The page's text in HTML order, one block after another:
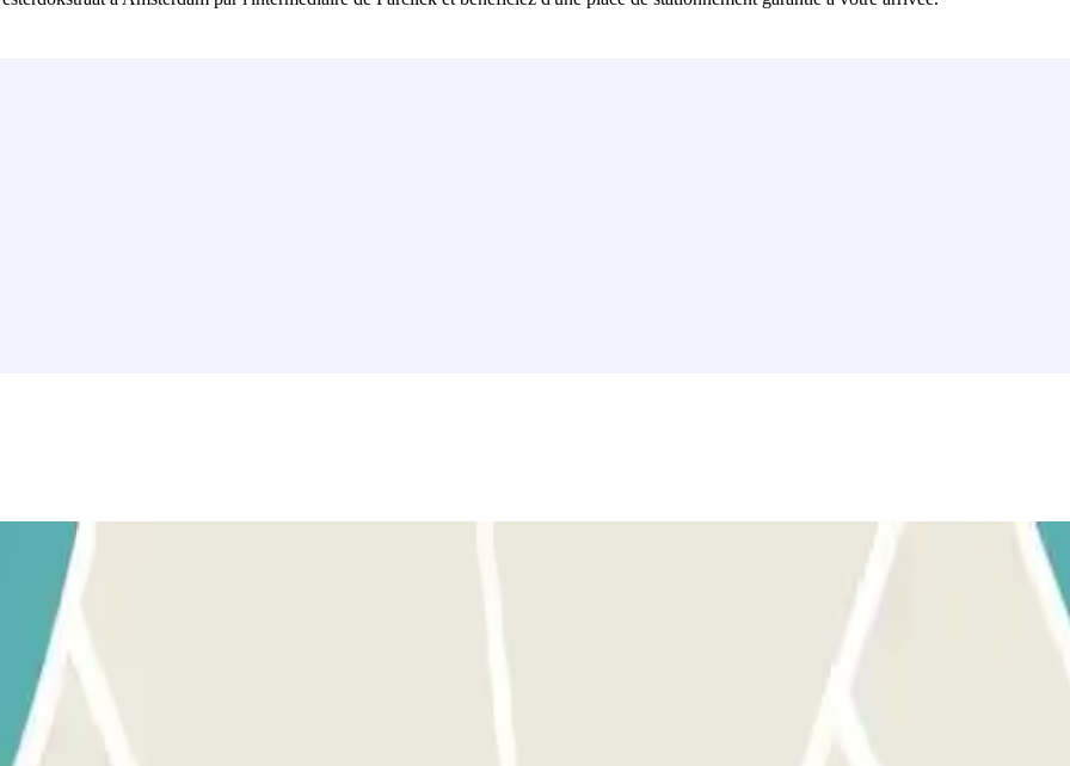
le bouton prévu pour ouvrir l'entrée. Assurez-vous que vous êtes devant la bonne entrée avant d'activer le bouton.
bouton pour ouvrir la sortie et les portes piétonnes, le processus est le même que pour l'entrée. Vous disposerez de 15 minutes